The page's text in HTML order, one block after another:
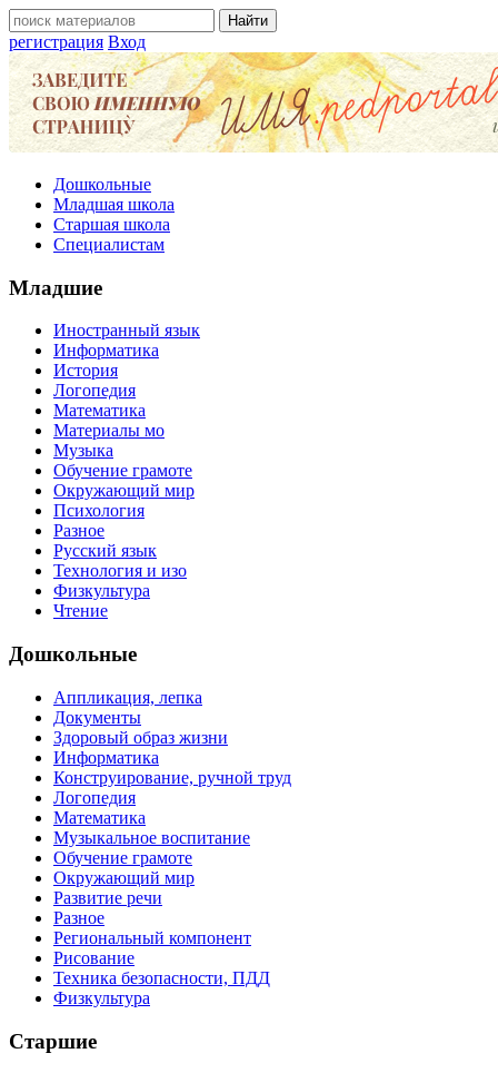
регистрация Вход
Дошкольные
Младшая школа
Старшая школа
Специалистам
Младшие
Иностранный язык
Информатика
История
Логопедия
Математика
Материалы мо
Музыка
Обучение грамоте
Окружающий мир
Психология
Разное
Русский язык
Технология и изо
Физкультура
Чтение
Дошкольные
Аппликация, лепка
Документы
Здоровый образ жизни
Информатика
Конструирование, ручной труд
Логопедия
Математика
Музыкальное воспитание
Обучение грамоте
Окружающий мир
Развитие речи
Разное
Региональный компонент
Рисование
Техника безопасности, ПДД
Физкультура
Старшие